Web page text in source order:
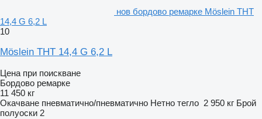
нов бордово ремарке Möslein THT
14,4 G 6,2 L
10
Möslein THT 14,4 G 6,2 L
Цена при поискване
Бордово ремарке
11 450 кг
Окачване пневматично/пневматично Нетно тегло 2 950 кг Брой
полуоски 2